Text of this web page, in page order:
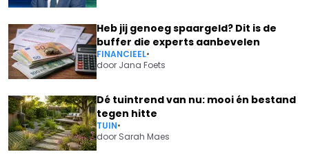
Heb jij genoeg spaargeld? Dit is de
buffer die experts aanbevelen
FINANCIEEL•
door Jana Foets
Dé tuintrend van nu: mooi én bestand
tegen hitte
TUIN•
door Sarah Maes